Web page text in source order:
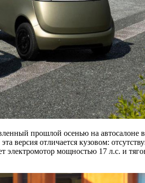
прошлой осенью на автосалоне
версия отличается кузовом:
электромотор мощностью 17 л.с. и